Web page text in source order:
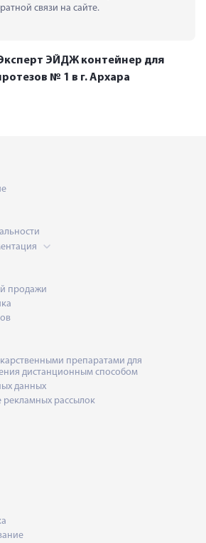
связи на сайте.
ЭЙДЖ контейнер для
№ 1 в г. Архара
продажи
препаратами для
дистанционным способом
данных
рекламных рассылок